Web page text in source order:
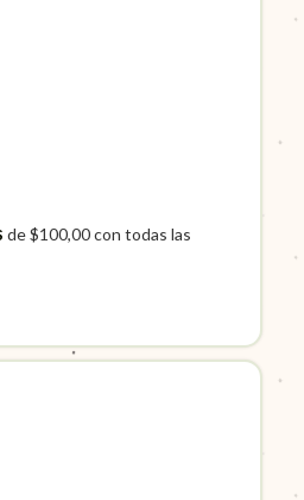
de$100,00con todas las